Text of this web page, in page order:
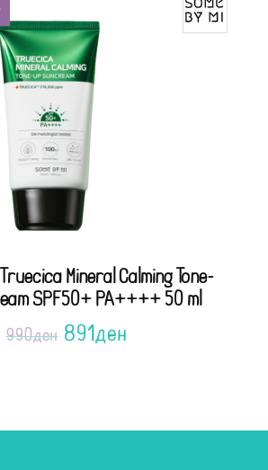
Truecica Mineral Calming Tone-
SPF50+ PA++++ 50 ml
990ден 891ден